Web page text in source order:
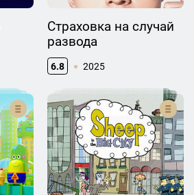
Страховка на случай
развода
6.8 2025